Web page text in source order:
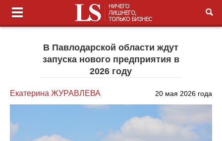
В Павлодарской области ждут
запуска нового предприятия в
2026 году
Екатерина ЖУРАВЛЕВА 20 мая 2026 года